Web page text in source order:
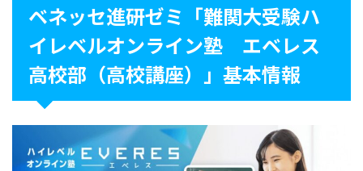
ベネッセ進研ゼミ「難関大受験ハ
イレベルオンライン塾 エベレス
高校部（高校講座）」基本情報